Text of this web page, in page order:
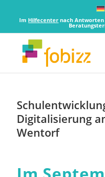
Im Hilfecenter nach Antworten
Digitalisierung
Wentorf